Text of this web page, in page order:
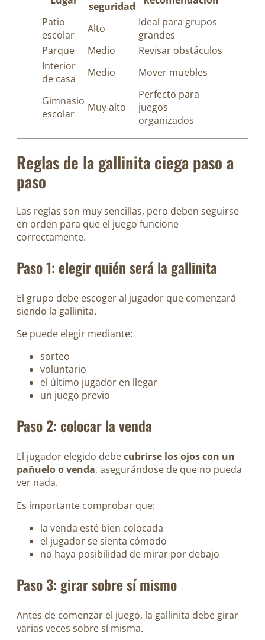
seguridad
Patio
escolar
Alto
Ideal para grupos
grandes
Parque
Medio
Revisar obstáculos
Interior
de casa
Medio Mover muebles
Gimnasio
escolar
Muy alto
Perfecto para
juegos
organizados
Reglas de la gallinita ciega paso a
paso
Las reglas son muy sencillas, pero deben seguirse
en orden para que el juego funcione
correctamente.
Paso 1: elegir quién será la gallinita
El grupo debe escoger al jugador que comenzará
siendo la gallinita.
Se puede elegir mediante:
sorteo
voluntario
el último jugador en llegar
un juego previo
Paso 2: colocar la venda
El jugador elegido debecubrirse los ojos con un
pañuelo o venda, asegurándose de que no pueda
ver nada.
Es importante comprobar que:
la venda esté bien colocada
el jugador se sienta cómodo
no haya posibilidad de mirar por debajo
Paso 3: girar sobre sí mismo
Antes de comenzar el juego, la gallinita debe girar
varias veces sobre sí misma.